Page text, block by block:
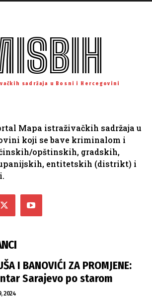
sadržaja u Bosni i Hercegovini
Mapa istraživačkih sadržaja u
koji se bave kriminalom i
opštinskih, gradskih,
entitetskih (distrikt) i
I BANOVIĆI ZA PROMJENE:
Sarajevo po starom
2024